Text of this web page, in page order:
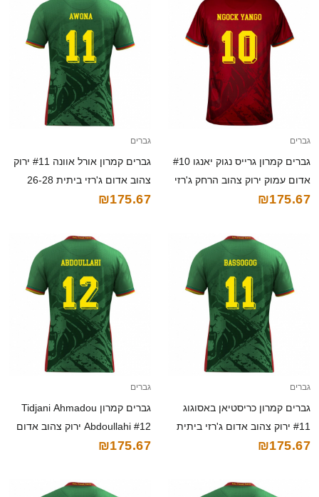
גברים
גברים קמרון גרייס נגוק יאנגו #10
אדום עמוק ירוק צהוב הרחק ג'רזי
26-28 חולצה קצרה
₪175.67
גברים
גברים קמרון אורל אוונה #11 ירוק
צהוב אדום ג'רזי ביתית 26-28
חולצה קצרה
₪175.67
גברים
גברים קמרון כריסטיאן באסוגוג
#11 ירוק צהוב אדום ג'רזי ביתית
26-28 חולצה קצרה
₪175.67
גברים
גברים קמרון Tidjani Ahmadou
Abdoullahi #12 ירוק צהוב אדום
ג'רזי ביתית 26-28 חולצה קצרה
₪175.67